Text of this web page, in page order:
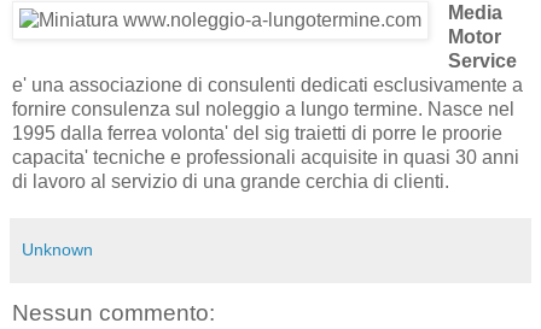
Media
Motor
Service
e' una associazione di consulenti dedicati esclusivamente a
fornire consulenza sul noleggio a lungo termine. Nasce nel
1995 dalla ferrea volonta' del sig traietti di porre le proorie
capacita' tecniche e professionali acquisite in quasi 30 anni
di lavoro al servizio di una grande cerchia di clienti.
Unknown
Nessun commento: